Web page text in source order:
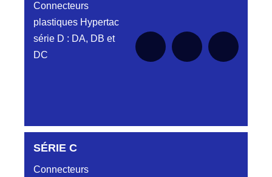
Connecteurs
plastiques Hypertac
série D : DA, DB et
DC
DC6122340N
D03EC612MT CONNECTEUR NOIR
SÉRIE C
Connecteurs